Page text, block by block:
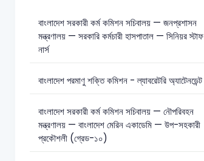
বাংলাদেশ সরকারী কর্ম কমিশন সচিবালয় — জনপ্রশাসন
মন্ত্রণালয় — সরকারি কর্মচারী হাসপাতাল — সিনিয়র স্টাফ
নার্স
বাংলাদেশ পরমাণু শক্তি কমিশন - ল্যাবরেটরি অ্যাটেনডেন্ট
বাংলাদেশ সরকারী কর্ম কমিশন সচিবালয় — নৌপরিবহন
মন্ত্রণালয় — বাংলাদেশ মেরিন একাডেমি — উপ-সহকারী
প্রকৌশলী (গ্রেড-১০)